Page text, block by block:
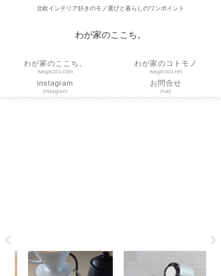
北欧インテリア好きのモノ選びと暮らしのワンポイント
わが家のここち。
わが家のここち。
wagacoco.com
わが家のコトモノ
wagacoco.net
instagram
instagram
お問合せ
mail